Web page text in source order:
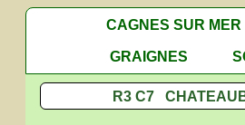
CAGNES SUR MER
GRAIGNES
R3 C7